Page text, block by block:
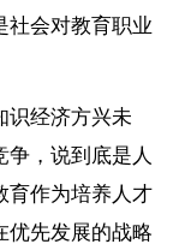
社会对教育职业
识经济方兴未
争，说到底是人
育作为培养人才
优先发展的战略